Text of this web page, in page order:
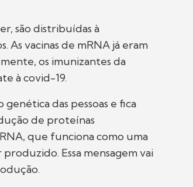
são distribuídas à
As vacinas de mRNA já eram
os imunizantes da
à covid-19.
das pessoas e fica
de proteínas
que funciona como uma
Essa mensagem vai